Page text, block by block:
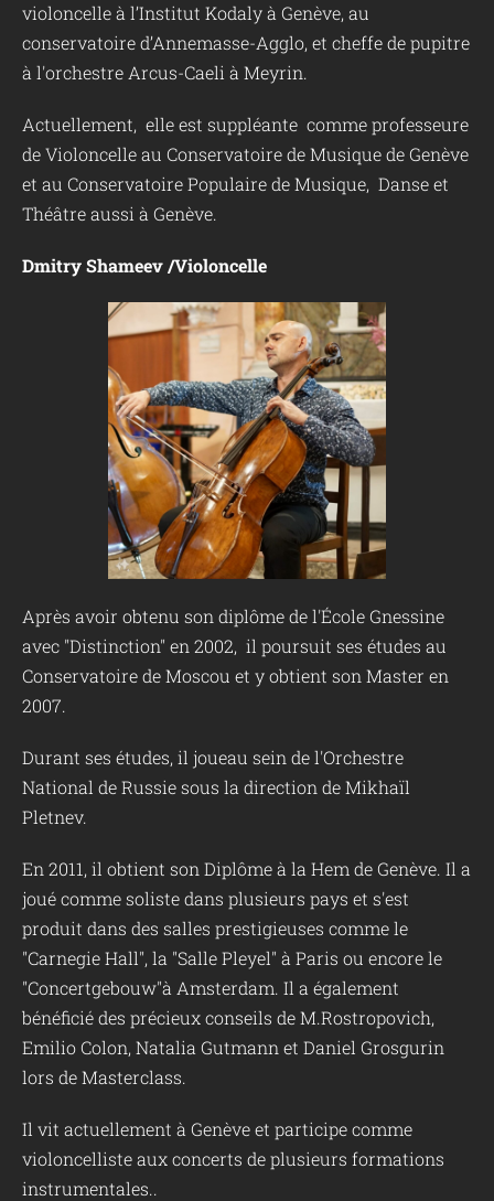
violoncelle à l’Institut Kodaly à Genève, au
conservatoire d’Annemasse-Agglo, et cheffe de pupitre
à l'orchestre Arcus-Caeli à Meyrin.
Actuellement, elle est suppléante comme professeure
de Violoncelle au Conservatoire de Musique de Genève
et au Conservatoire Populaire de Musique, Danse et
Théâtre aussi à Genève.
Dmitry Shameev /Violoncelle
Après avoir obtenu son diplôme de l'École Gnessine
avec "Distinction" en 2002, il poursuit ses études au
Conservatoire de Moscou et y obtient son Master en
2007.
Durant ses études, il joueau sein de l'Orchestre
National de Russie sous la direction de Mikhaïl
Pletnev.
En 2011, il obtient son Diplôme à la Hem de Genève. Il a
joué comme soliste dans plusieurs pays et s'est
produit dans des salles prestigieuses comme le
"Carnegie Hall", la "Salle Pleyel" à Paris ou encore le
"Concertgebouw"à Amsterdam. Il a également
bénéficié des précieux conseils de M.Rostropovich,
Emilio Colon, Natalia Gutmann et Daniel Grosgurin
lors de Masterclass.
Il vit actuellement à Genève et participe comme
violoncelliste aux concerts de plusieurs formations
instrumentales..